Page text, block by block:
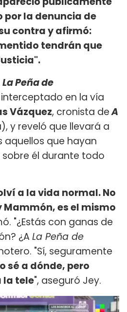
por la denuncia de
contra y afirmó:
tendrán que
La Peña de
en la vía
Vázquez, cronista deA
y reveló que llevará a
aquellos que hayan
él durante todo
a la vida normal. No
Mammón, es el mismo
"¿Estás con ganas de
¿ALa Peña de
"Sí, seguramente
sé a dónde, pero
la tele", aseguró Jey.